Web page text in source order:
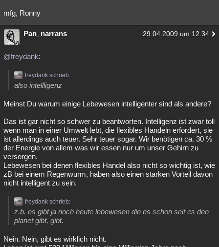
mfg, Ronny
Pan_narrans 29.04.2009 um 12:34
@freydank:
freydank schrieb:
also intellligenz
Meinst Du warum einige Lebewesen intelligenter sind als andere?
Das ist gar nicht so schwer zu beantworten. Intelligenz ist zwar toll
wenn man in einer Umwelt lebt, die flexibles Handeln erfordert, sie
ist allerdings auch teuer. Sehr teuer sogar. Wir benötigen ca. 30 %
der Energie von allem was wir essen nur um unser Gehirn zu
versorgen.
Lebewesen bei denen flexibles Handel also nicht so wichtig ist, wie
zB bei einem Regenwurm, haben also einen starken Vorteil davon
nicht intelligent zu sein.
freydank schrieb:
z.b. es gibt ja noch heute lebewesen die es schon seit es den
planet gibt, gibt.
Nein. Nein, gibt es wirklich nicht.